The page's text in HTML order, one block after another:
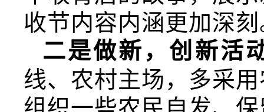
收节内容内涵更加深
二是做新，创新活
线、农村主场，多采